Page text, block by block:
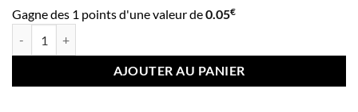
Gagne des 1 points d'une valeur de0.05€
AJOUTER AU PANIER